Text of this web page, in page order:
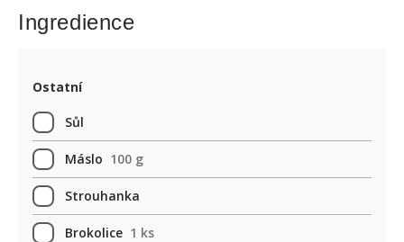
Ingredience
Ostatní
Sůl
Máslo 100 g
Strouhanka
Brokolice 1 ks